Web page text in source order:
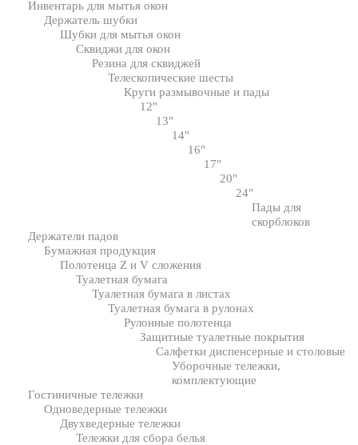
Инвентарь для мытья окон
Держатель шубки
Шубки для мытья окон
Сквиджи для окон
Резина для сквиджей
Телескопические шесты
Круги размывочные и пады
12"
13"
14"
16"
17"
20"
24"
Пады для
скорблоков
Держатели падов
Бумажная продукция
Полотенца Z и V сложения
Туалетная бумага
Туалетная бумага в листах
Туалетная бумага в рулонах
Рулонные полотенца
Защитные туалетные покрытия
Салфетки диспенсерные и столовые
Уборочные тележки,
комплектующие
Гостиничные тележки
Одноведерные тележки
Двухведерные тележки
Тележки для сбора белья